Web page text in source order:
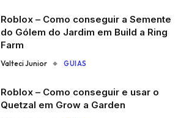
Roblox – Como conseguir a Semente
do Gólem do Jardim em Build a Ring
Farm
Valteci Junior GUIAS
Roblox – Como conseguir e usar o
Quetzal em Grow a Garden